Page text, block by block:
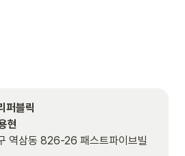
퍼블릭
현
역삼동 826-26 패스트파이브빌